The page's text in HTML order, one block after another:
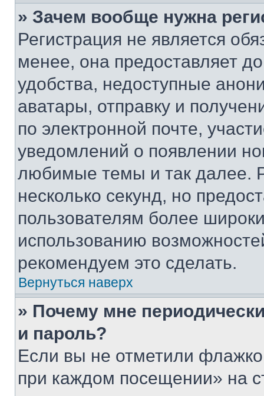
» Зачем вообще нужна
Регистрация не является
менее, она предоставляет
удобства, недоступные
аватары, отправку и
по электронной почте,
уведомлений о появлении
любимые темы и так далее.
несколько секунд, но
пользователям более
использованию
рекомендуем это сделать.
Вернуться наверх
» Почему мне
и пароль?
Если вы не отметили
при каждом посещении» на